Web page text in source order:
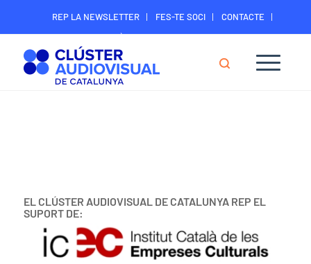
REP LA NEWSLETTER FES-TE SOCI
CONTACTE
ÀREA DIGITAL SOCIS
EL CLÚSTER AUDIOVISUAL DE CATALUNYA REP EL
SUPORT DE: